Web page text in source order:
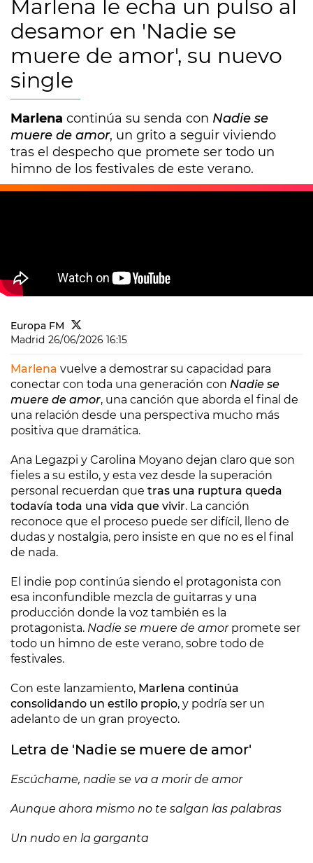
Marlena le echa un pulso al
desamor en 'Nadie se
muere de amor', su nuevo
single
Marlena continúa su senda con Nadie se
muere de amor, un grito a seguir viviendo
tras el despecho que promete ser todo un
himno de los festivales de este verano.
Europa FM
Madrid 26/06/2026 16:15
Marlena vuelve a demostrar su capacidad para
conectar con toda una generación con Nadie se
muere de amor, una canción que aborda el final de
una relación desde una perspectiva mucho más
positiva que dramática.
Ana Legazpi y Carolina Moyano dejan claro que son
fieles a su estilo, y esta vez desde la superación
personal recuerdan que tras una ruptura queda
todavía toda una vida que vivir. La canción
reconoce que el proceso puede ser difícil, lleno de
dudas y nostalgia, pero insiste en que no es el final
de nada.
El indie pop continúa siendo el protagonista con
esa inconfundible mezcla de guitarras y una
producción donde la voz también es la
protagonista. Nadie se muere de amorpromete ser
todo un himno de este verano, sobre todo de
festivales.
Con este lanzamiento, Marlena continúa
consolidando un estilo propio, y podría ser un
adelanto de un gran proyecto.
Letra de 'Nadie se muere de amor'
Escúchame, nadie se va a morir de amor
Aunque ahora mismo no te salgan las palabras
Un nudo en la garganta